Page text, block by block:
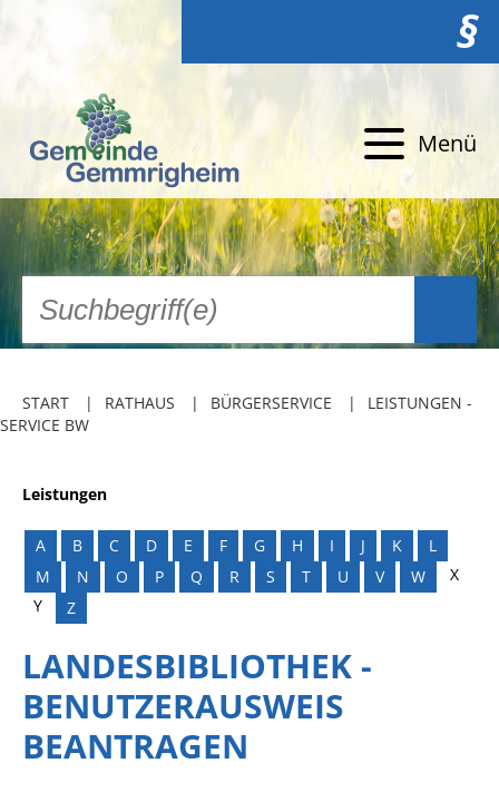
§
Menü
START RATHAUS BÜRGERSERVICE
LEISTUNGEN -
SERVICE BW
Leistungen
A B C D E F G H I J K
L
M
N O P Q R S T U V W
X
Y
Z
LANDESBIBLIOTHEK -
BENUTZERAUSWEIS
BEANTRAGEN